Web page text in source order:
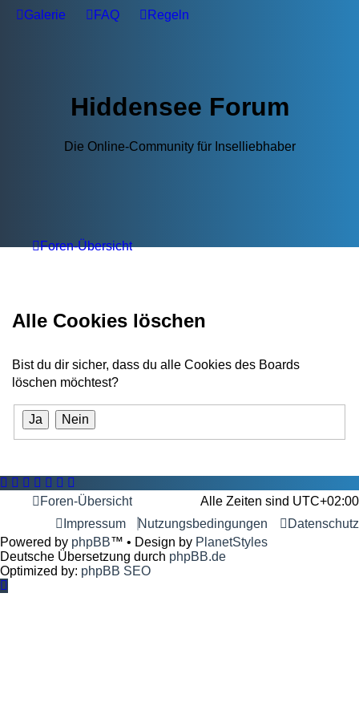
Galerie FAQ Regeln
Hiddensee Forum
Die Online-Community für Inselliebhaber
Foren-Übersicht
Alle Cookies löschen
Bist du dir sicher, dass du alle Cookies des Boards
löschen möchtest?
Foren-Übersicht Alle Zeiten sind UTC+02:00
Datenschutz
Nutzungsbedingungen
Impressum
Powered by phpBB™ • Design by PlanetStyles
Deutsche Übersetzung durch phpBB.de
Optimized by: phpBB SEO